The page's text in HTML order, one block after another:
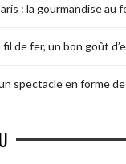
: la gourmandise au
fil de fer, un bon goût
spectacle en forme